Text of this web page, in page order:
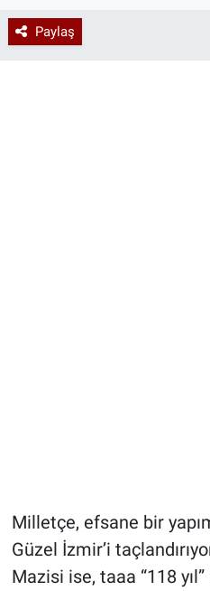
Paylaş
Milletçe, efsane bir
Güzel İzmir’i
Mazisi ise, taaa “118